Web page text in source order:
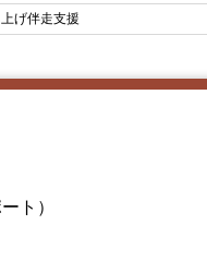
げ伴走支援
ト）